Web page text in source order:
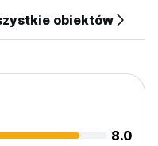
obiektów
8.0